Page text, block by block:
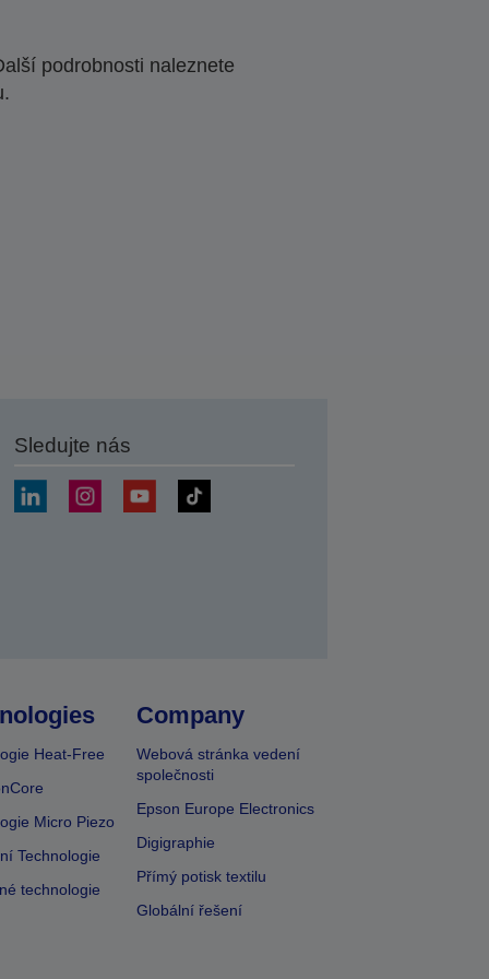
podrobnosti naleznete
Sledujte nás
Heat-Free
Micro Piezo
Technologie
technologie
Company
Webová stránka vedení
společnosti
Epson Europe Electronics
Digigraphie
Přímý potisk textilu
Globální řešení